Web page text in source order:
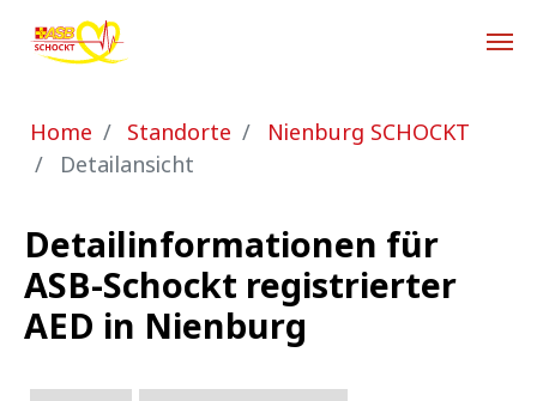
Zum Hauptinhalt springen
Sie sind hier:
Home Standorte
Nienburg SCHOCKT
Detailansicht
Detailinformationen für
ASB-Schockt registrierter
AED in Nienburg